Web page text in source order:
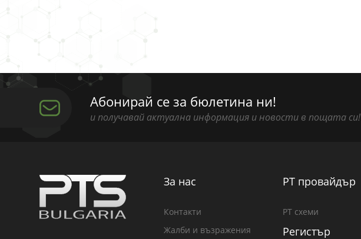
Абонирай се за бюлетина ни!
и получавай актуална информация и новости в пощата си!
За нас
Контакти
Жалби и възражения
PT провайдър
PT схеми
Регистър